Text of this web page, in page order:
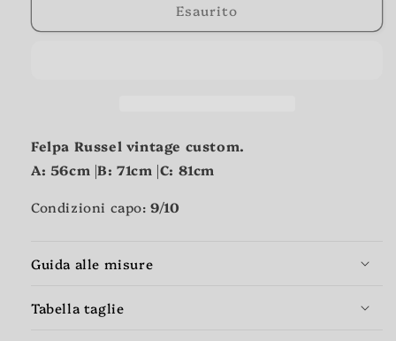
Esaurito
Felpa Russel vintage custom.
A: 56cm |B: 71cm |C: 81cm
Condizioni capo: 9/10
Guida alle misure
Tabella taglie